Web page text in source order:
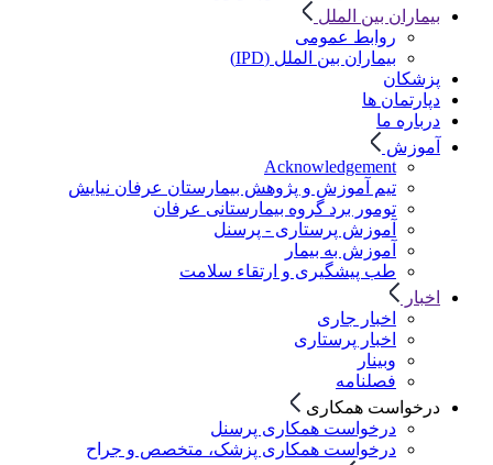
بیماران بین الملل
روابط عمومی
بیماران بین الملل (IPD)
پزشکان
دپارتمان ها
درباره ما
آموزش
Acknowledgement
تیم آموزش و پژوهش بیمارستان عرفان نیایش
تومور برد گروه بیمارستانی عرفان
آموزش پرستاری - پرسنل
آموزش به بیمار
طب پیشگیری و ارتقاء سلامت
اخبار
اخبار جاری
اخبار پرستاری
وبینار
فصلنامه
درخواست همکاری
درخواست همکاری پرسنل
درخواست همکاری پزشک، متخصص و جراح